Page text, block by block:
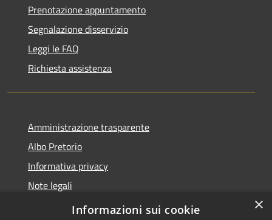
Prenotazione appuntamento
Segnalazione disservizio
Leggi le FAQ
Richiesta assistenza
Amministrazione trasparente
Albo Pretorio
Informativa privacy
Note legali
Dichiarazione di accessibilità
×
Informazioni sui cookie